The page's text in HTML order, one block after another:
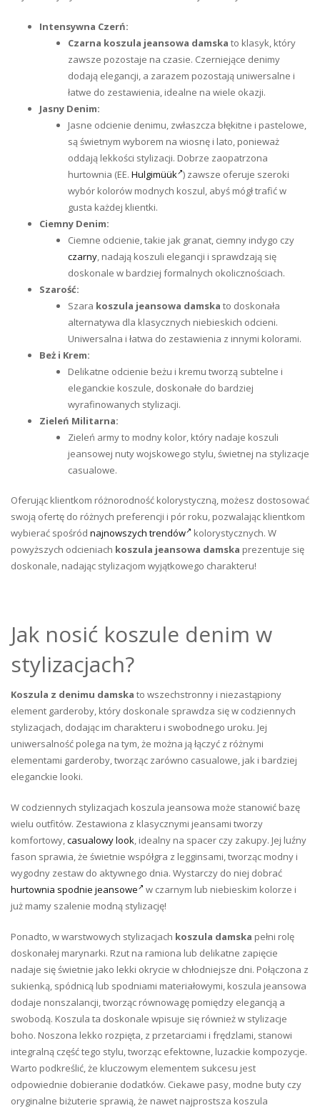
Intensywna Czerń:
Czarna koszula jeansowa damska to klasyk, który
zawsze pozostaje na czasie. Czerniejące denimy
dodają elegancji, a zarazem pozostają uniwersalne i
łatwe do zestawienia, idealne na wiele okazji.
Jasny Denim:
Jasne odcienie denimu, zwłaszcza błękitne i pastelowe,
są świetnym wyborem na wiosnę i lato, ponieważ
oddają lekkości stylizacji. Dobrze zaopatrzona
hurtownia (EE. Hulgimüük ) zawsze oferuje szeroki
wybór kolorów modnych koszul, abyś mógł trafić w
gusta każdej klientki.
Ciemny Denim:
Ciemne odcienie, takie jak granat, ciemny indygo czy
czarny , nadają koszuli elegancji i sprawdzają się
doskonale w bardziej formalnych okolicznościach.
Szarość:
Szara koszula jeansowa damska to doskonała
alternatywa dla klasycznych niebieskich odcieni.
Uniwersalna i łatwa do zestawienia z innymi kolorami.
Beż i Krem:
Delikatne odcienie beżu i kremu tworzą subtelne i
eleganckie koszule, doskonałe do bardziej
wyrafinowanych stylizacji.
Zieleń Militarna:
Zieleń army to modny kolor, który nadaje koszuli
jeansowej nuty wojskowego stylu, świetnej na stylizacje
casualowe.
Oferując klientkom różnorodność kolorystyczną, możesz dostosować
swoją ofertę do różnych preferencji i pór roku, pozwalając klientkom
wybierać spośród najnowszych trendów
kolorystycznych. W
powyższych odcieniach koszula jeansowa damska prezentuje się
doskonale, nadając stylizacjom wyjątkowego charakteru!
Jak nosić koszule denim w
stylizacjach?
Koszula z denimu damska to wszechstronny i niezastąpiony
element garderoby, który doskonale sprawdza się w codziennych
stylizacjach, dodając im charakteru i swobodnego uroku. Jej
uniwersalność polega na tym, że można ją łączyć z różnymi
elementami garderoby, tworząc zarówno casualowe, jak i bardziej
eleganckie looki.
W codziennych stylizacjach koszula jeansowa może stanowić bazę
wielu outfitów. Zestawiona z klasycznymi jeansami tworzy
komfortowy,casualowy look, idealny na spacer czy zakupy. Jej luźny
fason sprawia, że świetnie współgra z legginsami, tworząc modny i
wygodny zestaw do aktywnego dnia. Wystarczy do niej dobrać
hurtownia spodnie jeansowe
w czarnym lub niebieskim kolorze i
już mamy szalenie modną stylizację!
Ponadto, w warstwowych stylizacjach koszula damska pełni rolę
doskonałej marynarki. Rzut na ramiona lub delikatne zapięcie
nadaje się świetnie jako lekki okrycie w chłodniejsze dni. Połączona z
sukienką, spódnicą lub spodniami materiałowymi, koszula jeansowa
dodaje nonszalancji, tworząc równowagę pomiędzy elegancją a
swobodą. Koszula ta doskonale wpisuje się również w stylizacje
boho. Noszona lekko rozpięta, z przetarciami i frędzlami, stanowi
integralną część tego stylu, tworząc efektowne, luzackie kompozycje.
Warto podkreślić, że kluczowym elementem sukcesu jest
odpowiednie dobieranie dodatków. Ciekawe pasy, modne buty czy
oryginalne biżuterie sprawią, że nawet najprostsza koszula